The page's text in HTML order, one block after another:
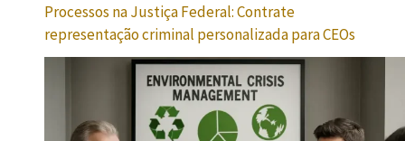
Processos na Justiça Federal: Contrate
representação criminal personalizada para CEOs